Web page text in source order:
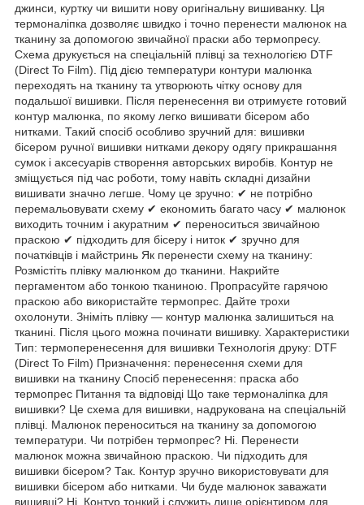
джинси, куртку чи вишити нову оригінальну вишиванку. Ця
термоналіпка дозволяє швидко і точно перенести малюнок на
тканину за допомогою звичайної праски або термопресу.
Схема друкується на спеціальній плівці за технологією DTF
(Direct To Film). Під дією температури контури малюнка
переходять на тканину та утворюють чітку основу для
подальшої вишивки. Після перенесення ви отримуєте готовий
контур малюнка, по якому легко вишивати бісером або
нитками. Такий спосіб особливо зручний для: вишивки
бісером ручної вишивки нитками декору одягу прикрашання
сумок і аксесуарів створення авторських виробів. Контур не
зміщується під час роботи, тому навіть складні дизайни
вишивати значно легше. Чому це зручно: ✔ не потрібно
перемальовувати схему ✔ економить багато часу ✔ малюнок
виходить точним і акуратним ✔ переноситься звичайною
праскою ✔ підходить для бісеру і ниток ✔ зручно для
початківців і майстринь Як перенести схему на тканину:
Розмістіть плівку малюнком до тканини. Накрийте
пергаментом або тонкою тканиною. Пропрасуйте гарячою
праскою або використайте термопрес. Дайте трохи
охолонути. Зніміть плівку — контур малюнка залишиться на
тканині. Після цього можна починати вишивку. Характеристики
Тип: термоперенесення для вишивки Технологія друку: DTF
(Direct To Film) Призначення: перенесення схеми для
вишивки на тканину Спосіб перенесення: праска або
термопрес Питання та відповіді Що таке термоналіпка для
вишивки? Це схема для вишивки, надрукована на спеціальній
плівці. Малюнок переноситься на тканину за допомогою
температури. Чи потрібен термопрес? Ні. Перенести
малюнок можна звичайною праскою. Чи підходить для
вишивки бісером? Так. Контур зручно використовувати для
вишивки бісером або нитками. Чи буде малюнок заважати
вишивці? Ні. Контур тонкий і служить лише орієнтиром для